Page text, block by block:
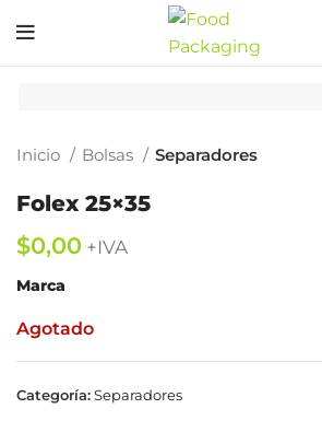
Inicio Bolsas Separadores
Folex 25×35
$
Marca
Agotado
Categoría:Separadores